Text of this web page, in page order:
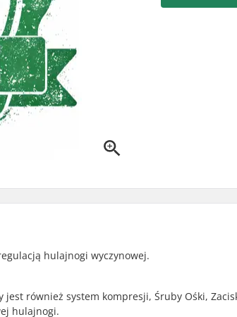
hulajnogi wyczynowej.
również system kompresji, Śruby Ośki,
hulajnogi.